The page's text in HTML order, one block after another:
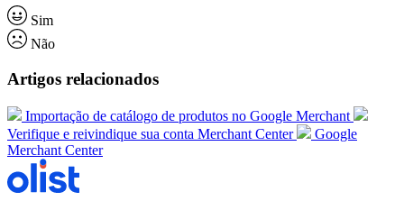
Sim
Não
Artigos relacionados
Importação de catálogo de produtos no Google Merchant
Verifique e reivindique sua conta Merchant Center
Google
Merchant Center